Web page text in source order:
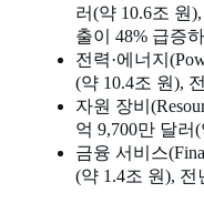
러(약 10.6조 원
출이 48% 급증
전력·에너지
(약 10.4조 원),
자원 장비
억 9,700만 달러
금융 서비스
(약 1.4조 원), 전